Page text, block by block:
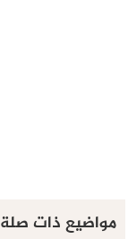
مواضيع ذات صلة